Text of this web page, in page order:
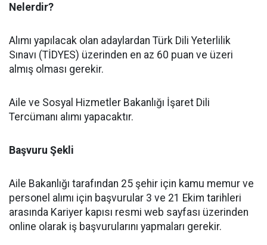
Nelerdir?
Alımı yapılacak olan adaylardan Türk Dili Yeterlilik
Sınavı (TİDYES) üzerinden en az 60 puan ve üzeri
almış olması gerekir.
Aile ve Sosyal Hizmetler Bakanlığı İşaret Dili
Tercümanı alımı yapacaktır.
Başvuru Şekli
Aile Bakanlığı tarafından 25 şehir için kamu memur ve
personel alımı için başvurular 3 ve 21 Ekim tarihleri
arasında Kariyer kapısı resmi web sayfası üzerinden
online olarak iş başvurularını yapmaları gerekir.